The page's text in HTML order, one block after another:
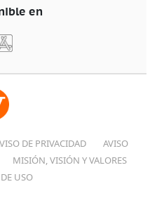
en
DE PRIVACIDAD
AVISO
MISIÓN, VISIÓN Y VALORES
USO